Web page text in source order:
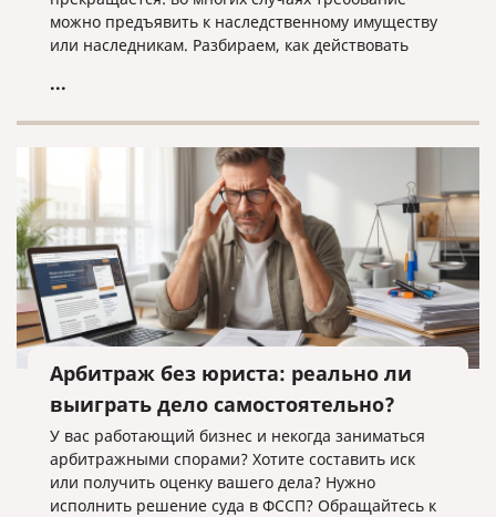
можно предъявить к наследственному имуществу
или наследникам. Разбираем, как действовать
наследство, еще не приняли его или когда
...
Арбитраж без юриста: реально ли
выиграть дело самостоятельно?
У вас работающий бизнес и некогда заниматься
арбитражными спорами? Хотите составить иск
или получить оценку вашего дела? Нужно
исполнить решение суда в ФССП? Обращайтесь к